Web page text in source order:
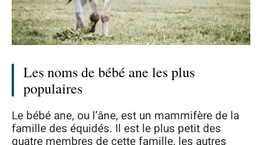
Les noms de bébé ane les plus
populaires
Le bébé ane, ou l’âne, est un mammifère de la
famille des équidés. Il est le plus petit des